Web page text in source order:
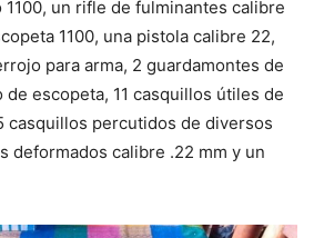
un rifle de fulminantes calibre
1100, una pistola calibre 22,
para arma, 2 guardamontes de
escopeta, 11 casquillos útiles de
casquillos percutidos de diversos
deformados calibre .22 mm y un